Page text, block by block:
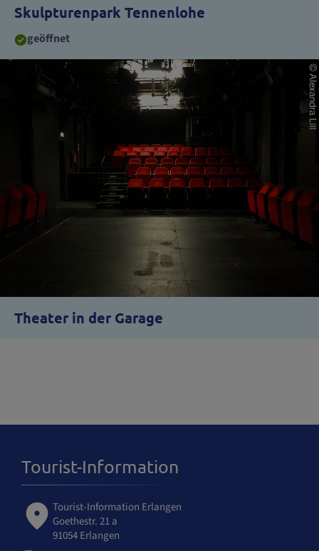
Skulpturenpark Tennenlohe
geöffnet
Theater in der Garage
Tourist-Information
Tourist-Information Erlangen
Goethestr. 21 a
91054 Erlangen